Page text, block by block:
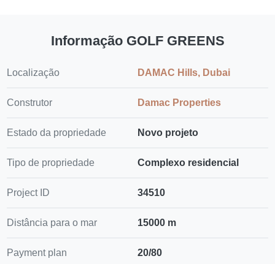
Informação GOLF GREENS
Localização DAMAC Hills, Dubai
Construtor Damac Properties
Estado da propriedade Novo projeto
Tipo de propriedade Complexo residencial
Project ID 34510
Distância para o mar 15000 m
Payment plan 20/80